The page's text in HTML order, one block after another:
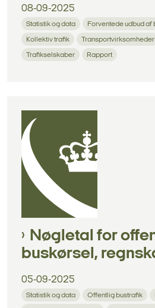
08-09-2025
Statistik og data Forventede udbud af
Kollektiv trafik Transportvirksomheder
Trafikselskaber Rapport
Nøgletal for
buskørsel,
05-09-2025
Statistik og data Offentlig bustrafik